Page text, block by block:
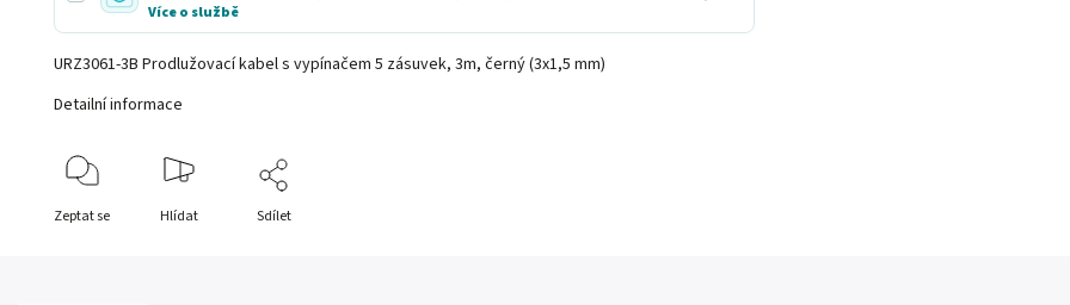
Více o službě
URZ3061-3B Prodlužovací kabel s vypínačem 5 zásuvek, 3m, černý (3x1,5 mm)
Detailní informace
Zeptat se Hlídat Sdílet